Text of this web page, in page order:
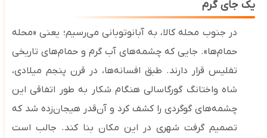
یک جای گرم
در جنوب محله کالا، به آبانوتوبانی می‌رسیم؛ یعنی «محله
حمام‌ها». جایی که چشمه‌های آب گرم و حمام‌های تاریخی
تفلیس قرار دارند. طبق افسانه‌ها، در قرن پنجم میلادی،
شاه واختانگ گورگاسالی هنگام شکار به طور اتفاقی این
چشمه‌های گوگردی را کشف کرد و آن‌قدر هیجان‌زده شد که
تصمیم گرفت شهری در این مکان بنا کند. جالب است